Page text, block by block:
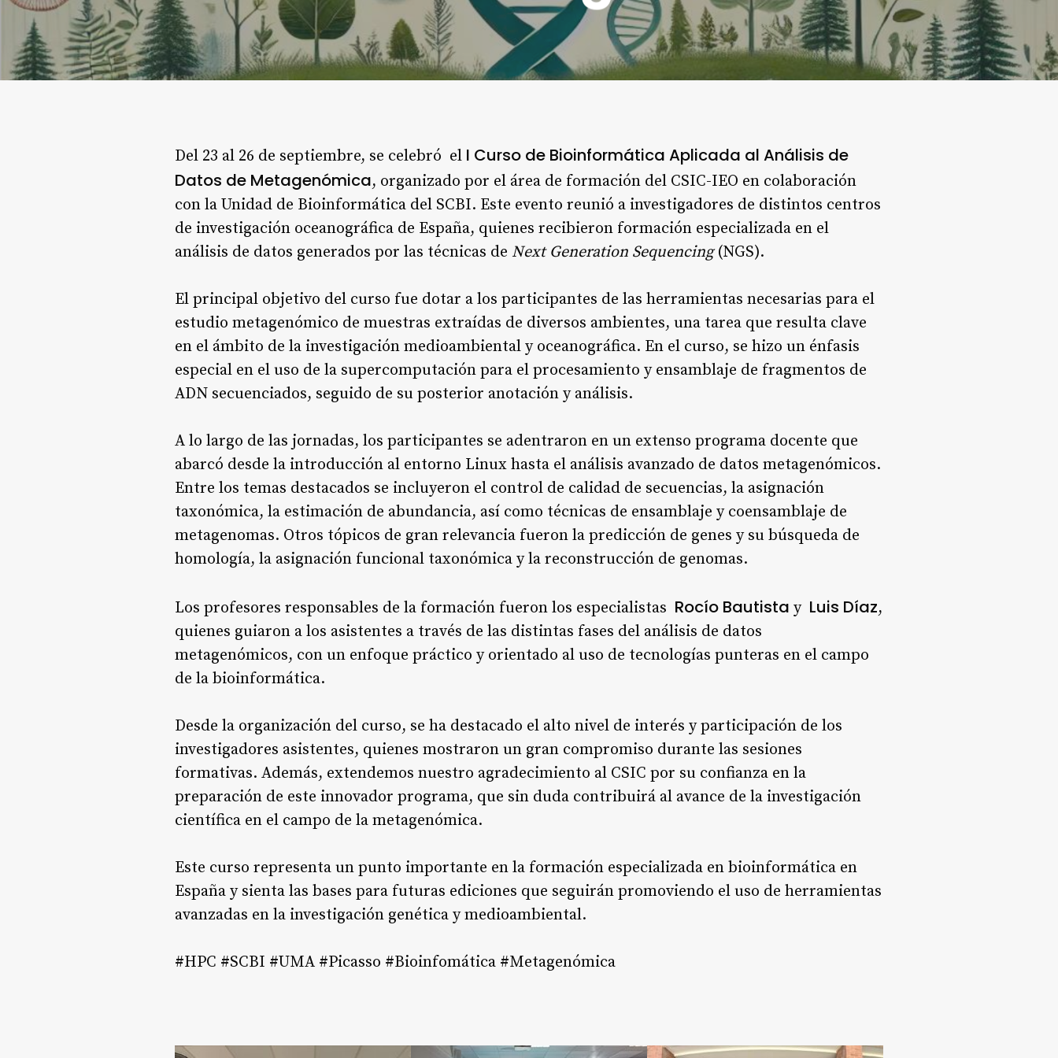
Del 23 al 26 de septiembre, se celebró el I Curso de Bioinformática Aplicada al Análisis de
Datos de Metagenómica, organizado por el área de formación del CSIC-IEO en colaboración
con la Unidad de Bioinformática del SCBI. Este evento reunió a investigadores de distintos centros
de investigación oceanográfica de España, quienes recibieron formación especializada en el
análisis de datos generados por las técnicas de Next Generation Sequencing(NGS).
El principal objetivo del curso fue dotar a los participantes de las herramientas necesarias para el
estudio metagenómico de muestras extraídas de diversos ambientes, una tarea que resulta clave
en el ámbito de la investigación medioambiental y oceanográfica. En el curso, se hizo un énfasis
especial en el uso de la supercomputación para el procesamiento y ensamblaje de fragmentos de
ADN secuenciados, seguido de su posterior anotación y análisis.
A lo largo de las jornadas, los participantes se adentraron en un extenso programa docente que
abarcó desde la introducción al entorno Linux hasta el análisis avanzado de datos metagenómicos.
Entre los temas destacados se incluyeron el control de calidad de secuencias, la asignación
taxonómica, la estimación de abundancia, así como técnicas de ensamblaje y coensamblaje de
metagenomas. Otros tópicos de gran relevancia fueron la predicción de genes y su búsqueda de
homología, la asignación funcional taxonómica y la reconstrucción de genomas.
Los profesores responsables de la formación fueron los especialistas Rocío Bautista y Luis Díaz,
quienes guiaron a los asistentes a través de las distintas fases del análisis de datos
metagenómicos, con un enfoque práctico y orientado al uso de tecnologías punteras en el campo
de la bioinformática.
Desde la organización del curso, se ha destacado el alto nivel de interés y participación de los
investigadores asistentes, quienes mostraron un gran compromiso durante las sesiones
formativas. Además, extendemos nuestro agradecimiento al CSIC por su confianza en la
preparación de este innovador programa, que sin duda contribuirá al avance de la investigación
científica en el campo de la metagenómica.
Este curso representa un punto importante en la formación especializada en bioinformática en
España y sienta las bases para futuras ediciones que seguirán promoviendo el uso de herramientas
avanzadas en la investigación genética y medioambiental.
#HPC #SCBI #UMA #Picasso #Bioinfomática #Metagenómica